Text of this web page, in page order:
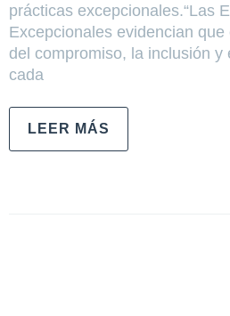
prácticas excepcionales.“Las
Excepcionales evidencian
del compromiso, la inclusión y
cada
LEER MÁS